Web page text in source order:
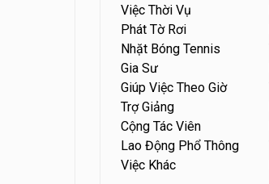
Việc Thời Vụ
Phát Tờ Rơi
Nhặt Bóng Tennis
Gia Sư
Giúp Việc Theo Giờ
Trợ Giảng
Cộng Tác Viên
Lao Động Phổ Thông
Việc Khác